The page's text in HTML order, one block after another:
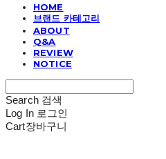
HOME
브랜드 카테고리
ABOUT
Q&A
REVIEW
NOTICE
Search 검색
Log In 로그인
Cart장바구니